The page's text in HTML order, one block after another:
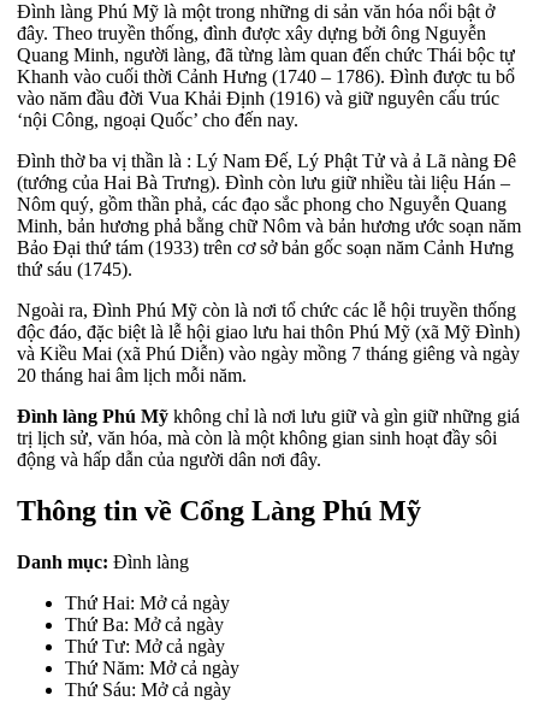
Đình làng Phú Mỹ là một trong những di sản văn hóa nổi bật ở
đây. Theo truyền thống, đình được xây dựng bởi ông Nguyễn
Quang Minh, người làng, đã từng làm quan đến chức Thái bộc tự
Khanh vào cuối thời Cảnh Hưng (1740 – 1786). Đình được tu bổ
vào năm đầu đời Vua Khải Định (1916) và giữ nguyên cấu trúc
‘nội Công, ngoại Quốc’ cho đến nay.
Đình thờ ba vị thần là : Lý Nam Đế, Lý Phật Tử và ả Lã nàng Đê
(tướng của Hai Bà Trưng). Đình còn lưu giữ nhiều tài liệu Hán –
Nôm quý, gồm thần phả, các đạo sắc phong cho Nguyễn Quang
Minh, bản hương phả bằng chữ Nôm và bản hương ước soạn năm
Bảo Đại thứ tám (1933) trên cơ sở bản gốc soạn năm Cảnh Hưng
thứ sáu (1745).
Ngoài ra, Đình Phú Mỹ còn là nơi tổ chức các lễ hội truyền thống
độc đáo, đặc biệt là lễ hội giao lưu hai thôn Phú Mỹ (xã Mỹ Đình)
và Kiều Mai (xã Phú Diễn) vào ngày mồng 7 tháng giêng và ngày
20 tháng hai âm lịch mỗi năm.
Đình làng Phú Mỹ không chỉ là nơi lưu giữ và gìn giữ những giá
trị lịch sử, văn hóa, mà còn là một không gian sinh hoạt đầy sôi
động và hấp dẫn của người dân nơi đây.
Thông tin về Cổng Làng Phú Mỹ
Danh mục: Đình làng
Thứ Hai: Mở cả ngày
Thứ Ba: Mở cả ngày
Thứ Tư: Mở cả ngày
Thứ Năm: Mở cả ngày
Thứ Sáu: Mở cả ngày